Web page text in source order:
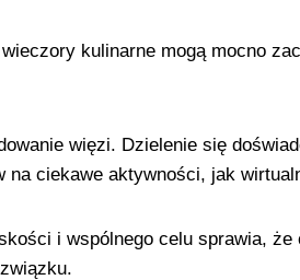
kulinarne mogą mocno
więzi. Dzielenie się
ciekawe aktywności, jak
i wspólnego celu sprawia,